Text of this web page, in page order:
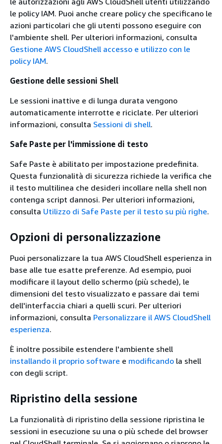
le policy IAM. Puoi anche creare policy che specificano le
azioni particolari che gli utenti possono eseguire con
l'ambiente shell. Per ulteriori informazioni, consulta
Gestione AWS CloudShell accesso e utilizzo con le
policy IAM.
Gestione delle sessioni Shell
Le sessioni inattive e di lunga durata vengono
automaticamente interrotte e riciclate. Per ulteriori
informazioni, consulta Sessioni di shell.
Safe Paste per l'immissione di testo
Safe Paste è abilitato per impostazione predefinita.
Questa funzionalità di sicurezza richiede la verifica che
il testo multilinea che desideri incollare nella shell non
contenga script dannosi. Per ulteriori informazioni,
consulta Utilizzo di Safe Paste per il testo su più righe.
Opzioni di personalizzazione
Puoi personalizzare la tua AWS CloudShell esperienza in
base alle tue esatte preferenze. Ad esempio, puoi
modificare il layout dello schermo (più schede), le
dimensioni del testo visualizzato e passare dai temi
dell'interfaccia chiari a quelli scuri. Per ulteriori
informazioni, consulta Personalizzare il AWS CloudShell
esperienza.
È inoltre possibile estendere l'ambiente shell
installando il proprio software e modificando la shell
con degli script.
Ripristino della sessione
La funzionalità di ripristino della sessione ripristina le
sessioni in esecuzione su una o più schede del browser